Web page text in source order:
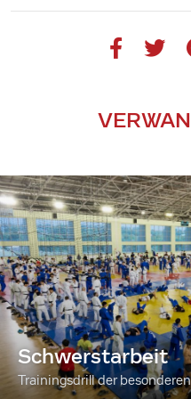
Schwerstarbeit
Trainingsdrill der